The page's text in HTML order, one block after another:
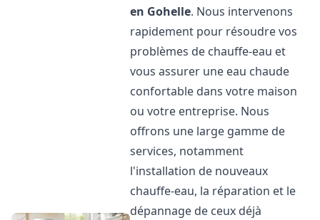
en Gohelle. Nous intervenons
rapidement pour résoudre vos
problèmes de chauffe-eau et
vous assurer une eau chaude
confortable dans votre maison
ou votre entreprise. Nous
offrons une large gamme de
services, notamment
l'installation de nouveaux
chauffe-eau, la réparation et le
dépannage de ceux déjà